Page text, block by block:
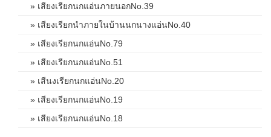
» เสียงเรียกนกแอ่นภายนอกNo.39
» เสียงเรียกนำภายในบ้านนกนางแอ่นNo.40
» เสียงเรียกนกแอ่นNo.79
» เสียงเรียกนกแอ่นNo.51
» เสีนงเรียกนกแอ่นNo.20
» เสียงเรียกนกแอ่นNo.19
» เสียงเรียกนกแอ่นNo.18